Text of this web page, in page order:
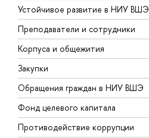
Устойчивое развитие в НИУ ВШЭ
Преподаватели и сотрудники
Корпуса и общежития
Закупки
Обращения граждан в НИУ ВШЭ
Фонд целевого капитала
Противодействие коррупции